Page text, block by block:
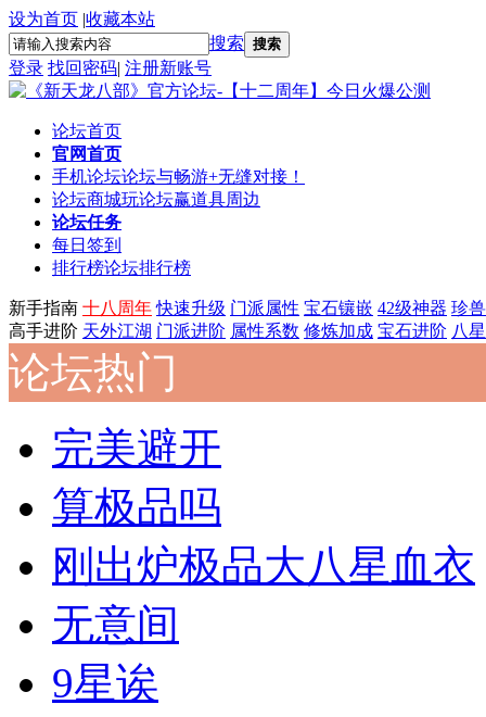
设为首页 |收藏本站
搜索 搜索
登录 找回密码| 注册新账号
论坛首页
官网首页
手机论坛论坛与畅游+无缝对接！
论坛商城玩论坛赢道具周边
论坛任务
每日签到
排行榜论坛排行榜
新手指南 十八周年 快速升级 门派属性 宝石镶嵌 42级神器 珍
高手进阶 天外江湖 门派进阶 属性系数 修炼加成 宝石进阶 八
论坛热门
完美避开
算极品吗
刚出炉极品大八星血衣
无意间
9星诶